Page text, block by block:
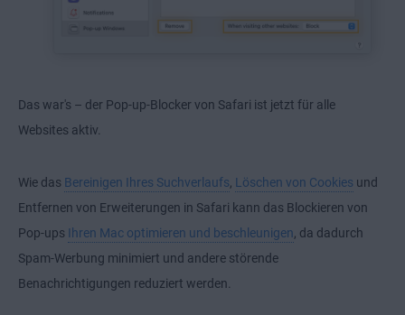
Das war's – der Pop-up-Blocker von Safari ist jetzt für alle
Websites aktiv.
Wie das Bereinigen Ihres Suchverlaufs Löschen von Cookies und
Entfernen von Erweiterungen in Safari kann das Blockieren von
Pop-ups Ihren Mac optimieren und beschleunigen , da dadurch
Spam-Werbung minimiert und andere störende
Benachrichtigungen reduziert werden.